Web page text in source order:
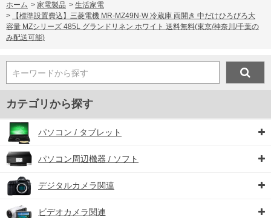
ホーム > 家電製品 > 生活家電
>
【標準設置費込】三菱電機 MR-MZ49N-W 冷蔵庫 両開き 中だけひろびろ大
容量 MZシリーズ 485L グランドリネン ホワイト 送料無料(東京/神奈川/千葉の
み配送可能)
キーワードから探す
カテゴリから探す
パソコン / タブレット
パソコン周辺機器 / ソフト
デジタルカメラ関連
ビデオカメラ関連